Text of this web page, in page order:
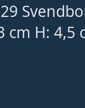
cm H: 4,5